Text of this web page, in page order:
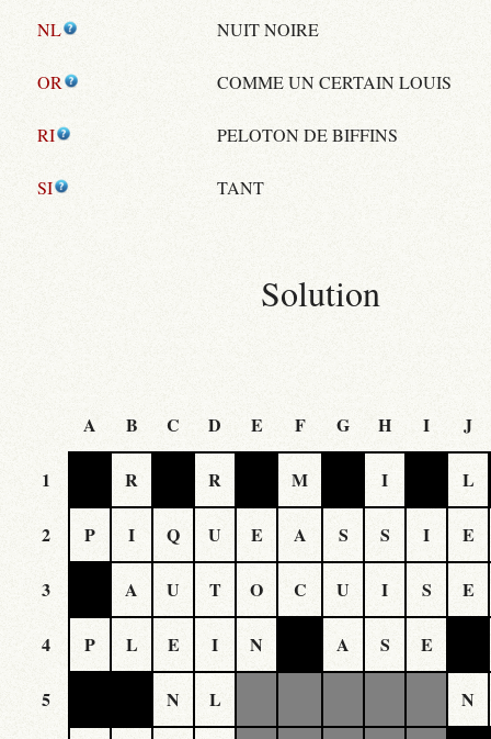
NL NUIT NOIRE
OR COMME UN CERTAIN LOUIS
RI PELOTON DE BIFFINS
SI TANT
Solution
A B C D E F G H I J
1 R R M I L
2 P I Q U E A S S I E
3 A U T O C U I S E
4 P L E I N A S E
5 N L N